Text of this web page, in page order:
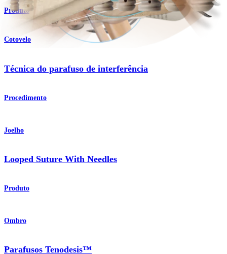
Produto
Cotovelo
Técnica do parafuso de interferência
Procedimento
Joelho
Looped Suture With Needles
Produto
Ombro
Parafusos Tenodesis™